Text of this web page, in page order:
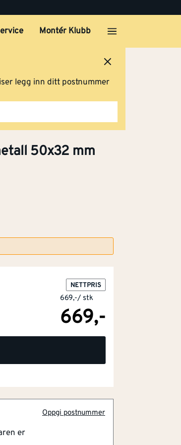
Montér Klubb
legg inn ditt postnummer
50x32 mm
NETTPRIS
669,-/ stk
669,-
Oppgi postnummer
er